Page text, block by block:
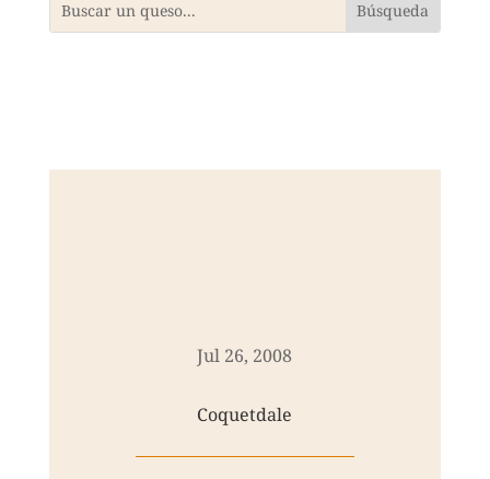
Jul 26, 2008
Coquetdale